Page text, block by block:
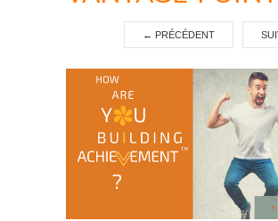
← PRÉCÉDENT